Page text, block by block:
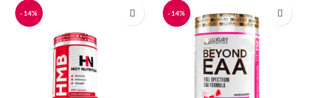
-14% -14%